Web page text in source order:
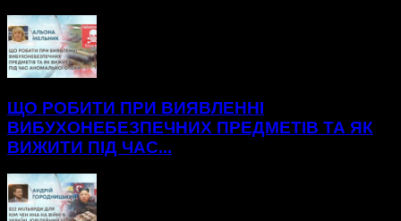
ЩО РОБИТИ ПРИ ВИЯВЛЕННІ
ВИБУХОНЕБЕЗПЕЧНИХ ПРЕДМЕТІВ ТА ЯК
ВИЖИТИ ПІД ЧАС...